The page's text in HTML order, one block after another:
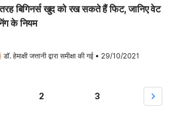
बिगिनर्स खुद को रख सकते हैं फिट, जानिए वेट
के नियम
डॉ. हेमाक्षी जत्तानी द्वारा समीक्षा की गई • 29/10/2021
2 3